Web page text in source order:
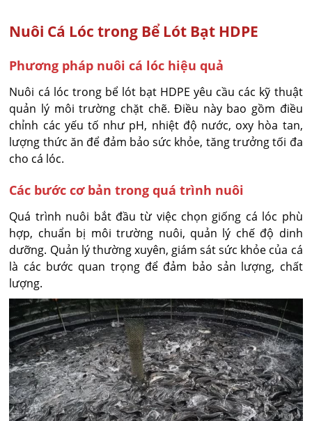
Nuôi Cá Lóc trong Bể Lót Bạt HDPE
Phương pháp nuôi cá lóc hiệu quả
Nuôi cá lóc trong bể lót bạt HDPE yêu cầu các kỹ thuật
quản lý môi trường chặt chẽ. Điều này bao gồm điều
chỉnh các yếu tố như pH, nhiệt độ nước, oxy hòa tan,
lượng thức ăn để đảm bảo sức khỏe, tăng trưởng tối đa
cho cá lóc.
Các bước cơ bản trong quá trình nuôi
Quá trình nuôi bắt đầu từ việc chọn giống cá lóc phù
hợp, chuẩn bị môi trường nuôi, quản lý chế độ dinh
dưỡng. Quản lý thường xuyên, giám sát sức khỏe của cá
là các bước quan trọng để đảm bảo sản lượng, chất
lượng.